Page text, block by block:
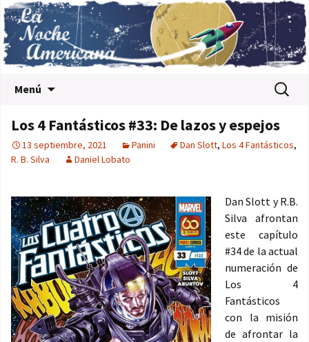
Menú Buscar:
Los 4 Fantásticos #33: De lazos y espejos
13 septiembre, 2021 Panini Dan Slott, Los 4 Fantásticos,
R. B. Silva
Daniel Lobato
Dan Slott y R.B.
Silva afrontan
este capítulo
#34 de la actual
numeración de
Los 4
Fantásticos
con la misión
de afrontar la